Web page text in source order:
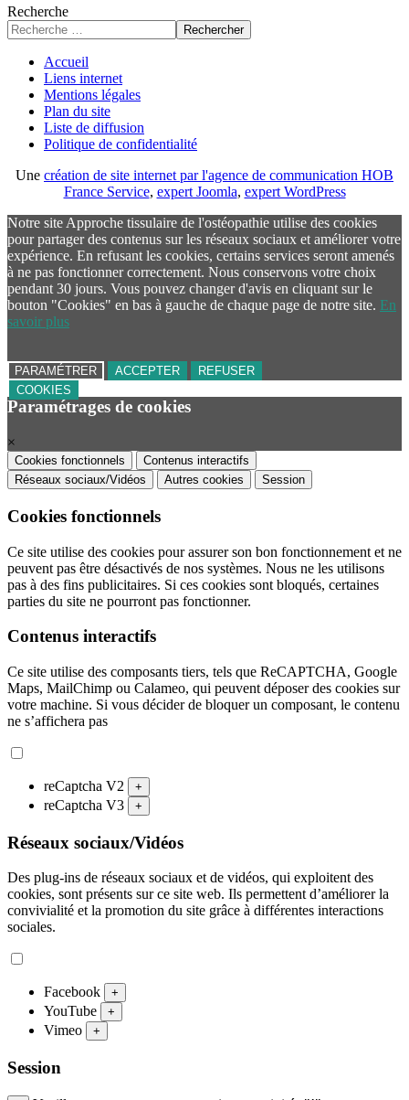
Recherche
Rechercher
Accueil
Liens internet
Mentions légales
Plan du site
Liste de diffusion
Politique de confidentialité
Une création de site internet par l'agence de communication HOB
France Service, expert Joomla, expert WordPress
Notre site Approche tissulaire de l'ostéopathie utilise des cookies
pour partager des contenus sur les réseaux sociaux et améliorer votre
expérience. En refusant les cookies, certains services seront amenés
à ne pas fonctionner correctement. Nous conservons votre choix
pendant 30 jours. Vous pouvez changer d'avis en cliquant sur le
bouton "Cookies" en bas à gauche de chaque page de notre site. En
savoir plus
PARAMÉTRER ACCEPTER
REFUSER
COOKIES
Paramétrages de cookies
×
Cookies fonctionnels
Contenus interactifs
Réseaux sociaux/Vidéos
Autres cookies Session
Cookies fonctionnels
Ce site utilise des cookies pour assurer son bon fonctionnement et ne
peuvent pas être désactivés de nos systèmes. Nous ne les utilisons
pas à des fins publicitaires. Si ces cookies sont bloqués, certaines
parties du site ne pourront pas fonctionner.
Contenus interactifs
Ce site utilise des composants tiers, tels que ReCAPTCHA, Google
Maps, MailChimp ou Calameo, qui peuvent déposer des cookies sur
votre machine. Si vous décider de bloquer un composant, le contenu
ne s’affichera pas
reCaptcha V2 +
reCaptcha V3 +
Réseaux sociaux/Vidéos
Des plug-ins de réseaux sociaux et de vidéos, qui exploitent des
cookies, sont présents sur ce site web. Ils permettent d’améliorer la
convivialité et la promotion du site grâce à différentes interactions
sociales.
Facebook +
YouTube +
Vimeo +
Session